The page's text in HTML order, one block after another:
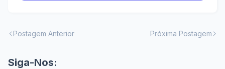
Postagem Anterior Próxima Postagem
Siga-Nos: